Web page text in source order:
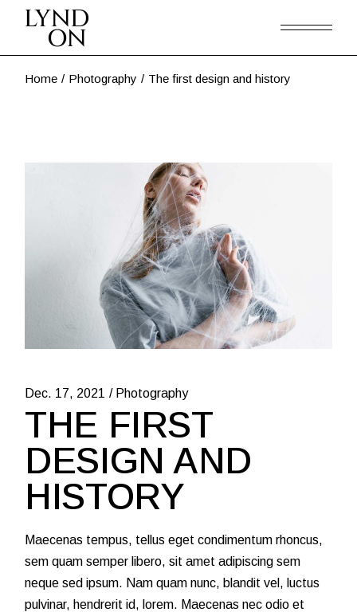
Home Photography The first design and history
Dec. 17, 2021 Photography
THE FIRST
DESIGN AND
HISTORY
Maecenas tempus, tellus eget condimentum rhoncus,
sem quam semper libero, sit amet adipiscing sem
neque sed ipsum. Nam quam nunc, blandit vel, luctus
pulvinar, hendrerit id, lorem. Maecenas nec odio et